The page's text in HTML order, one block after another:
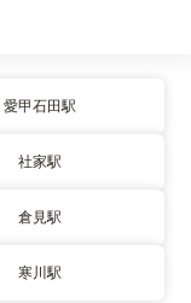
愛甲石田駅
社家駅
倉見駅
寒川駅